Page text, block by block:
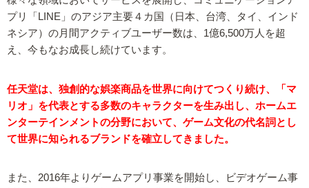
プリ「LINE」のアジア主要４カ国（日本、台湾、タイ、インド
ネシア）の月間アクティブユーザー数は、1億6,500万人を超
え、今もなお成長し続けています。
任天堂は、独創的な娯楽商品を世界に向けてつくり続け、「マ
リオ」を代表とする多数のキャラクターを生み出し、ホームエ
ンターテインメントの分野において、ゲーム文化の代名詞とし
て世界に知られるブランドを確立してきました。
また、2016年よりゲームアプリ事業を開始し、ビデオゲーム事